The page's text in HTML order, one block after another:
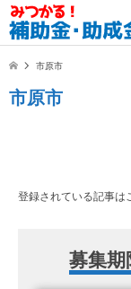
市原市
市原市
登録されている記事は
募集期